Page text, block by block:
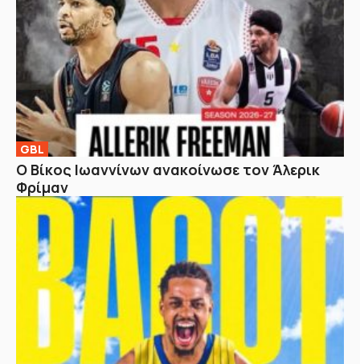
GBL
Ο Βίκος Ιωαννίνων ανακοίνωσε τον Άλερικ
Φρίμαν